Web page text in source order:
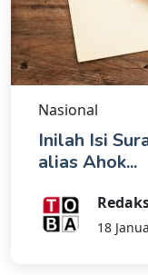
Nasional
Inilah Isi
alias Ahok...
18